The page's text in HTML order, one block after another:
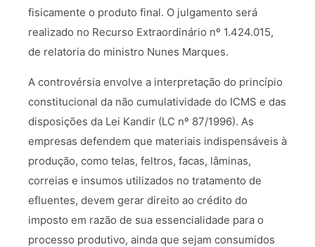
fisicamente o produto final. O julgamento será
realizado no Recurso Extraordinário nº 1.424.015,
de relatoria do ministro Nunes Marques.
A controvérsia envolve a interpretação do princípio
constitucional da não cumulatividade do ICMS e das
disposições da Lei Kandir (LC nº 87/1996). As
empresas defendem que materiais indispensáveis à
produção, como telas, feltros, facas, lâminas,
correias e insumos utilizados no tratamento de
efluentes, devem gerar direito ao crédito do
imposto em razão de sua essencialidade para o
processo produtivo, ainda que sejam consumidos